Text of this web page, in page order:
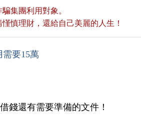
集團利用對象。
慎理財，還給自己美麗的人生！
需要15萬
錢還有需要準備的文件！